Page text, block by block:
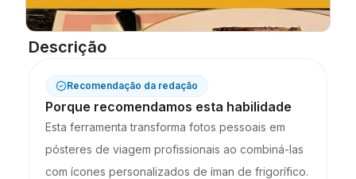
Blogue
Atualizações
Descrição
Recomendação da redação
Porque recomendamos esta habilidade
Esta ferramenta transforma fotos pessoais em
pósteres de viagem profissionais ao combiná-las
com ícones personalizados de íman de frigorífico.